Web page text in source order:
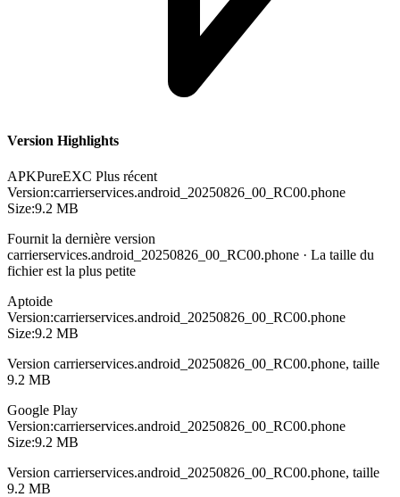
Version Highlights
APKPureEXC Plus récent
Version:carrierservices.android_20250826_00_RC00.phone
Size:9.2 MB
Fournit la dernière version
carrierservices.android_20250826_00_RC00.phone · La taille du
fichier est la plus petite
Aptoide
Version:carrierservices.android_20250826_00_RC00.phone
Size:9.2 MB
Version carrierservices.android_20250826_00_RC00.phone, taille
9.2 MB
Google Play
Version:carrierservices.android_20250826_00_RC00.phone
Size:9.2 MB
Version carrierservices.android_20250826_00_RC00.phone, taille
9.2 MB